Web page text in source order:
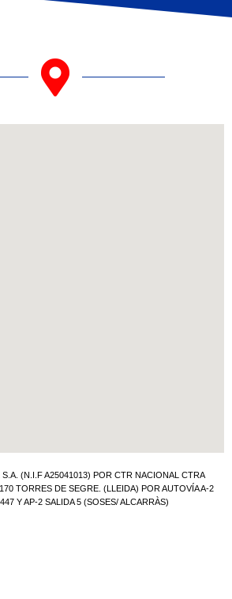
(N.I.F A25041013) POR CTR NACIONAL CTRA
TORRES DE SEGRE. (LLEIDA) POR AUTOVÍA A-2
Y AP-2 SALIDA 5 (SOSES/ ALCARRÀS)